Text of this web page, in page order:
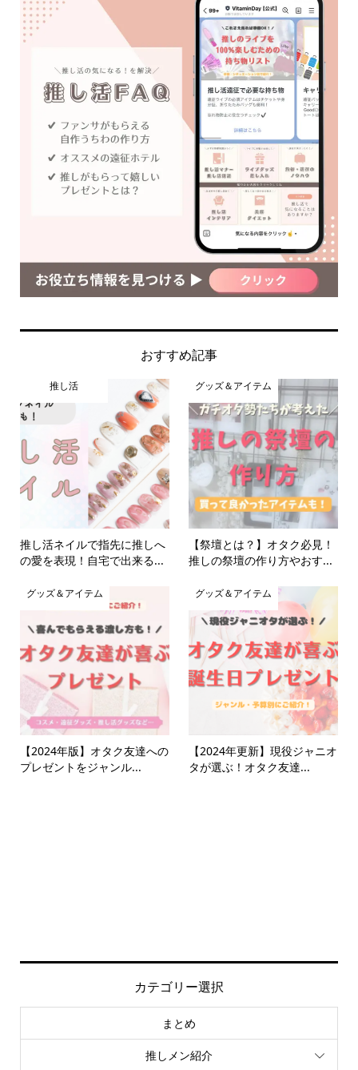
おすすめ記事
推し活
推し活ネイルで指先に推しへ
の愛を表現！自宅で出来る...
グッズ＆アイテム
【祭壇とは？】オタク必見！
推しの祭壇の作り方やおす...
グッズ＆アイテム
【2024年版】オタク友達への
プレゼントをジャンル...
グッズ＆アイテム
【2024年更新】現役ジャニオ
タが選ぶ！オタク友達...
カテゴリー選択
まとめ
推しメン紹介